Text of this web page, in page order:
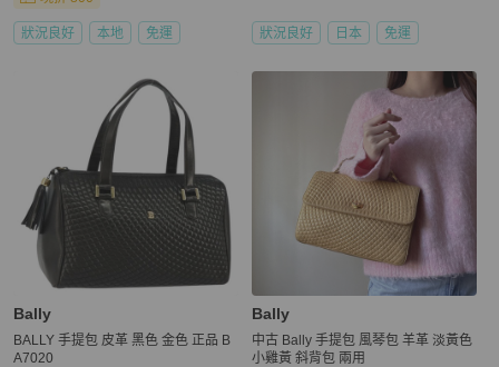
狀況良好 本地 免運 狀況良好 日本 免運
Bally
BALLY 手提包 皮革 黑色 金色 正品 B
A7020
Bally
中古 Bally 手提包 風琴包 羊革 淡黃色
小雞黃 斜背包 兩用